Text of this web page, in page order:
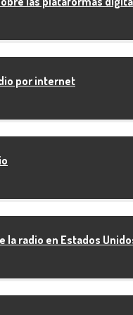
por internet
la radio en Estados